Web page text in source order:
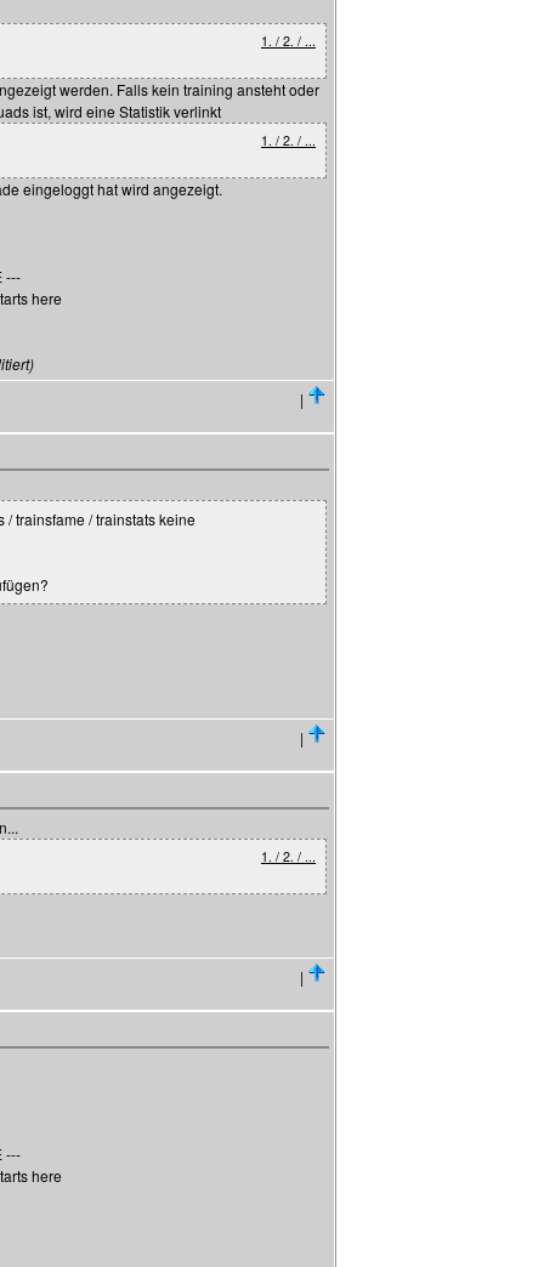
1. / 2. / ...
werden. Falls kein training ansteht oder
ist, wird eine Statistik verlinkt
1. / 2. / ...
eingeloggt hat wird angezeigt.
---
here
|
trainsfame / trainstats keine
|
1. / 2. / ...
|
---
here